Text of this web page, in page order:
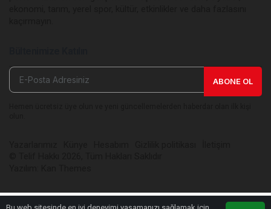
Bu web sitesinde en iyi deneyimi yaşamanızı sağlamak için
ABONE OL